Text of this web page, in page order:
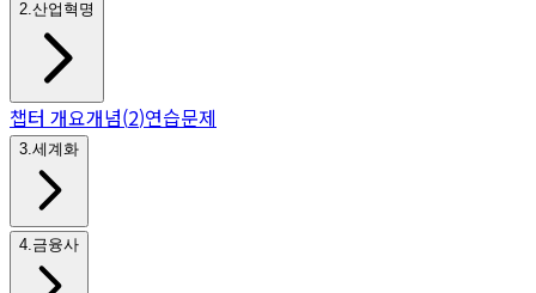
2 산업혁명
챕터 개요개념(2)연습문제
3 세계화
4 금융사